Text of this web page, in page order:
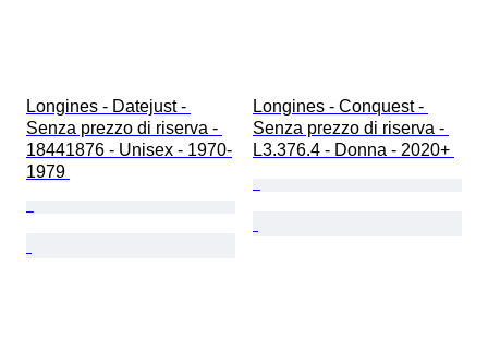
Longines - Datejust -
Senza prezzo di riserva -
18441876 - Unisex - 1970-
1979
Longines - Conquest -
Senza prezzo di riserva -
L3.376.4 - Donna - 2020+